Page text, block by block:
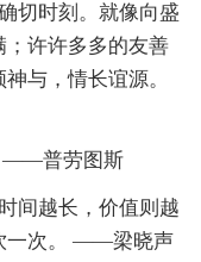
切时刻。就像向盛
许许多多的友善
与，情长谊源。
——普劳图斯
间越长，价值则越
一次。 ——梁晓声